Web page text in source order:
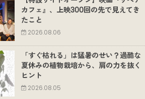
カフェ』、上映300回の先で見えてき
たこと
2026.08.06
「すぐ枯れる」は猛暑のせい？過酷な
夏休みの植物栽培から、肩の力を抜く
ヒント
2026.08.05